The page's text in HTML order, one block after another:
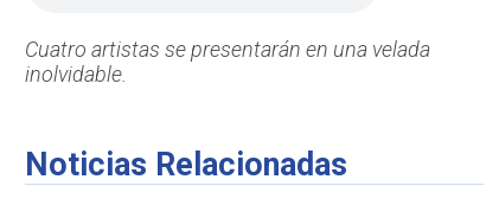
Cuatro artistas se presentarán en una velada
inolvidable.
Noticias Relacionadas